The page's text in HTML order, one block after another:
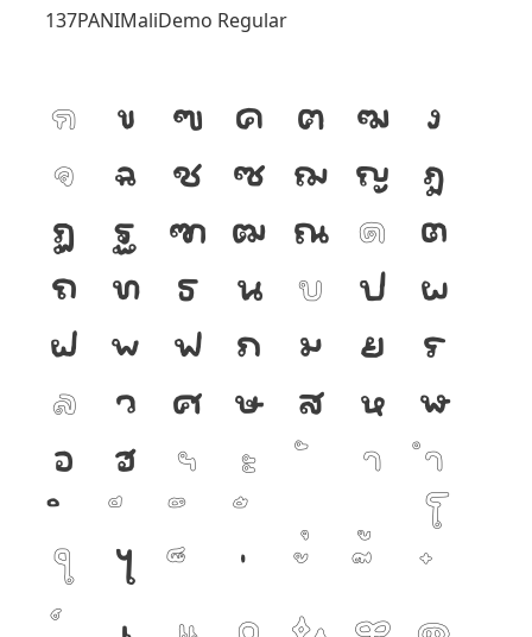
137PANIMaliDemo Regular
ก ข ฃ ค ฅ ฆ
ง
จ
ฉ ช ซ ฌ ญ
ฎ
ฏ
ฐ ฑ ฒ ณ ด
ต
ถ
ท ธ น บ ป
ผ
ฝ
พ ฟ ภ ม ย
ร
ล
ว ศ ษ ส ห
ฬ
อ
ฮ ฯ ะ า
ำ
โ
ใ
ไ